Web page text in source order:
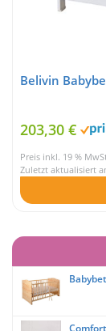
Belivin
203,30 €
Preis inkl. 19 %
Zuletzt aktualisiert